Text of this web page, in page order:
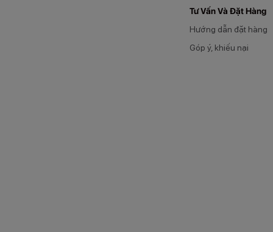
Tư Vấn Và Đặt Hàng
Hướng dẫn đặt hàng
Góp ý, khiếu nại